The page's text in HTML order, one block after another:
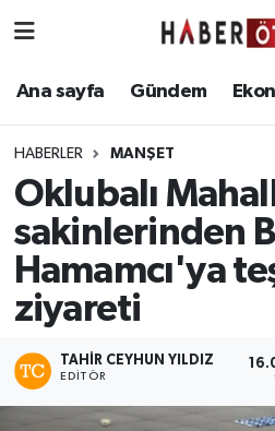
Ana sayfa Gündem
HABERLER MANŞET
Oklubalı
sakinlerinden
Hamamcı'ya
ziyareti
TAHIR CEYHUN YILDIZ
EDITÖR
Ana sayfa
Ekonomi
Sağlık
Spor
Asayiş
Teknoloji
Eskişehir Nöbetçi
Eskişehir Namaz Vakitleri
Eskişehir Trafik
Süper Lig Puan Durumu
Tüm Manşetler
Son Dakika Haberleri